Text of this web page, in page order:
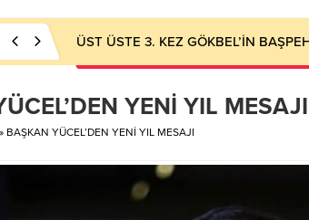
ÜST ÜSTE 3. KEZ GÖKBEL’İN
YENİ YIL MESAJI
» BAŞKAN YÜCEL’DEN YENİ YIL MESAJI